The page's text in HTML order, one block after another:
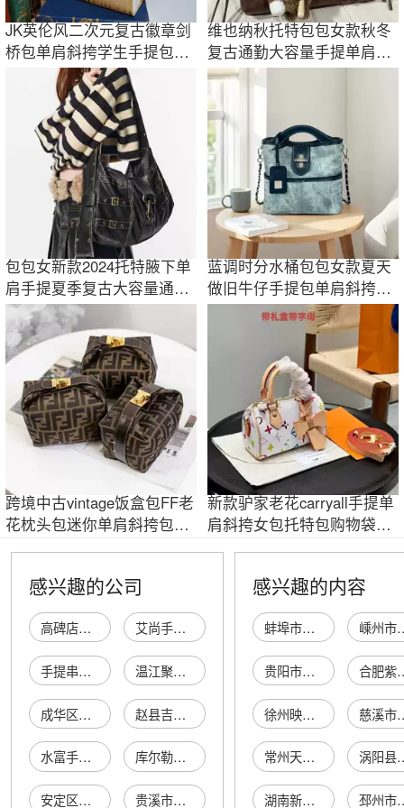
JK英伦风二次元复古徽章剑
桥包单肩斜挎学生手提包学
院公文包百搭
维也纳秋托特包包女款秋冬
复古通勤大容量手提单肩包
2025
包包女新款2024托特腋下单
肩手提夏季复古大容量通勤
黑色斜挎大包
蓝调时分水桶包包女款夏天
做旧牛仔手提包单肩斜挎包
工厂一件代发
跨境中古vintage饭盒包FF老
花枕头包迷你单肩斜挎包迷
新款驴家老花carryall手提单
肩斜挎女包托特包购物袋牛
感兴趣的公司
高碑店市单肩斜挎手提箱包销售店（个体工商户） 艾尚手提包
手提串串香 温江聚友手提串串香店
成华区手提式串串香店 赵县吉彩手提袋门市
水富手提串串餐馆 库尔勒手提串串香小吃店
安定区手提小吃店 贵溪市英英手提袋加工
感兴趣的内容
蚌埠市淮上区何金琴童装商行 嵊州市金
贵阳市南明区购购壹便利店 合肥紫叶
徐州映雪堂生物科技有限公司 慈溪市宏健
常州天佳源高分子材料有限公司 涡阳县桂
湖南新欧源环保科技有限公司 邳州市